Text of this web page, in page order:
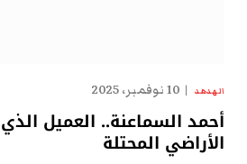
الهدهد 10 نوفمبر، 2025
أحمد السماعنة.. العميل
الأراضي المحتلة